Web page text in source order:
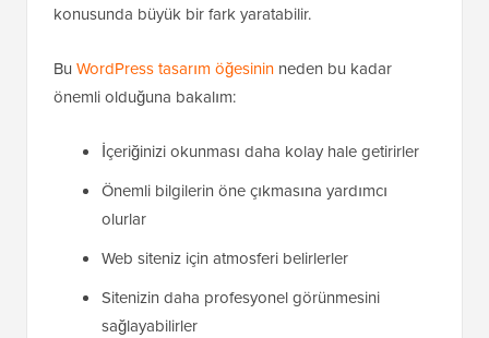
konusunda büyük bir fark yaratabilir.
Bu WordPress tasarım öğesinin neden bu kadar
önemli olduğuna bakalım:
İçeriğinizi okunması daha kolay hale getirirler
Önemli bilgilerin öne çıkmasına yardımcı
olurlar
Web siteniz için atmosferi belirlerler
Sitenizin daha profesyonel görünmesini
sağlayabilirler